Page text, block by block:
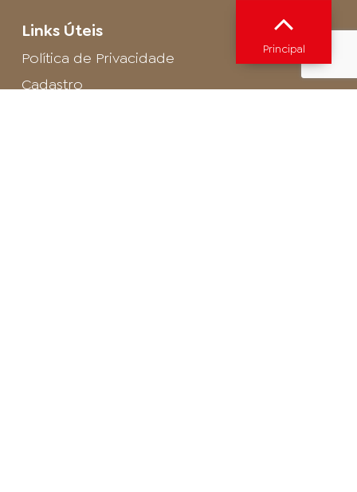
Links Úteis
Política de Privacidade
Cadastro
Principal